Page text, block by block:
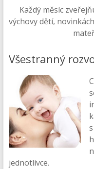
Každý měsíc
výchovy dětí,
Všestranný
jednotlivce.